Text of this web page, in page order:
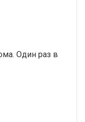
Один раз в